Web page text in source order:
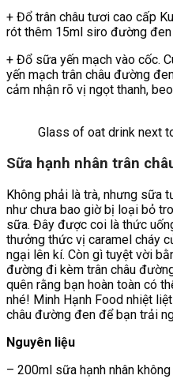
+ Đổ trân châu tươi cao cấp
rót thêm 15ml siro đường
+ Đổ sữa yến mạch vào cốc.
yến mạch trân châu đường
cảm nhận rõ vị ngọt thanh,
Glass of oat drink next
Sữa hạnh nhân trân
Không phải là trà, nhưng sữa
như chưa bao giờ bị loại bỏ
sữa. Đây được coi là thức
thưởng thức vị caramel cháy
ngại lên kí. Còn gì tuyệt vời
đường đi kèm trân châu
quên rằng bạn hoàn toàn có
nhé! Minh Hạnh Food nhiệt
châu đường đen để bạn trải
Nguyên liệu
– 200ml sữa hạnh nhân